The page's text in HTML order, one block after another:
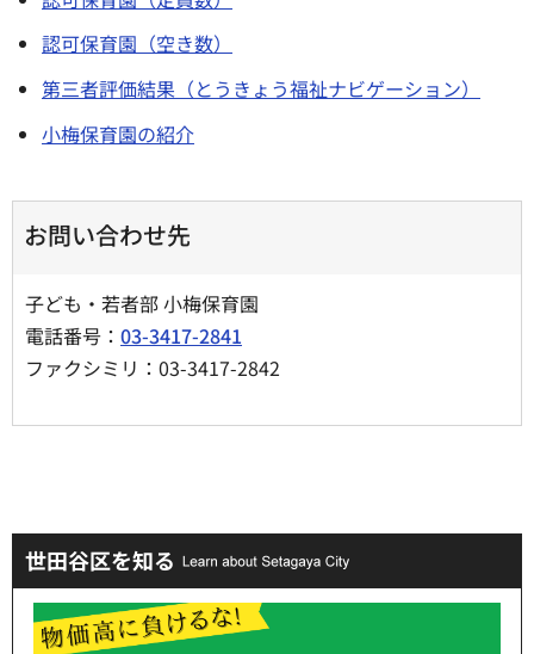
認可保育園（空き数）
第三者評価結果（とうきょう福祉ナビゲーション）
小梅保育園の紹介
お問い合わせ先
子ども・若者部 小梅保育園
電話番号： 03-3417-2841
ファクシミリ：03-3417-2842
世田谷区を知る